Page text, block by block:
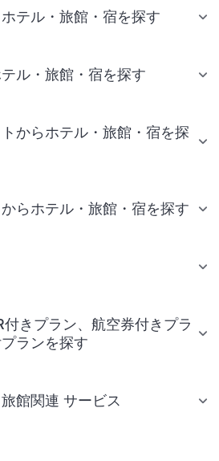
テル・旅館・宿を探す
ル・旅館・宿を探す
からホテル・旅館・宿を探
らホテル・旅館・宿を探す
きプラン、航空券付きプラ
ランを探す
館関連 サービス